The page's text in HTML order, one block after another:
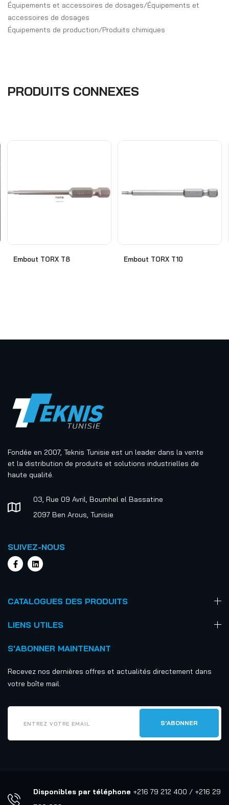
Équipements et accessoires de dosages/Équipements et
accessoires de dosages
Équipements de production/Produits chimiques
PRODUITS CONNEXES
Embout TORX T8 Embout TORX T10
Fondée en 2007, Teknis Tunisie est un leader dans la vente
et la distribution de produits et solutions industrielles de
haute qualité.
03, Rue 09 Avril, Boumhel el Bassatine
2097 Ben Arous, Tunisie
SUIVEZ-NOUS
CATALOGUES DES PRODUITS
LIENS UTILES
S'ABONNER MAINTENANT
Recevez nos dernières offres et actualités directement dans
votre boîte mail.
Disponibles par téléphone +216 79 212 400 / +216 29